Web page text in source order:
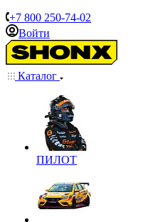
+7 800 250-74-02
Войти
Каталог
ПИЛОТ